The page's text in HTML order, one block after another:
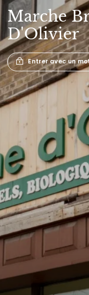
Marche
D'Olivier
Entrer avec un